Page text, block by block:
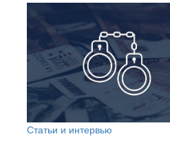
Статьи и интервью